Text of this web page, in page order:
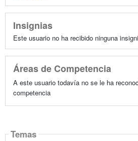
Insignias
Este usuario no ha recibido ninguna
Áreas de Competencia
A este usuario todavía no se le ha
competencia
Temas